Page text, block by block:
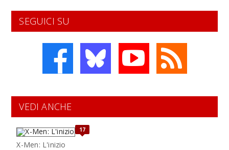
SEGUICI SU
VEDI ANCHE
17
X-Men: L'inizio